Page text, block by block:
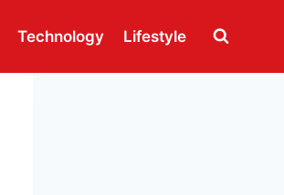
Technology Lifestyle